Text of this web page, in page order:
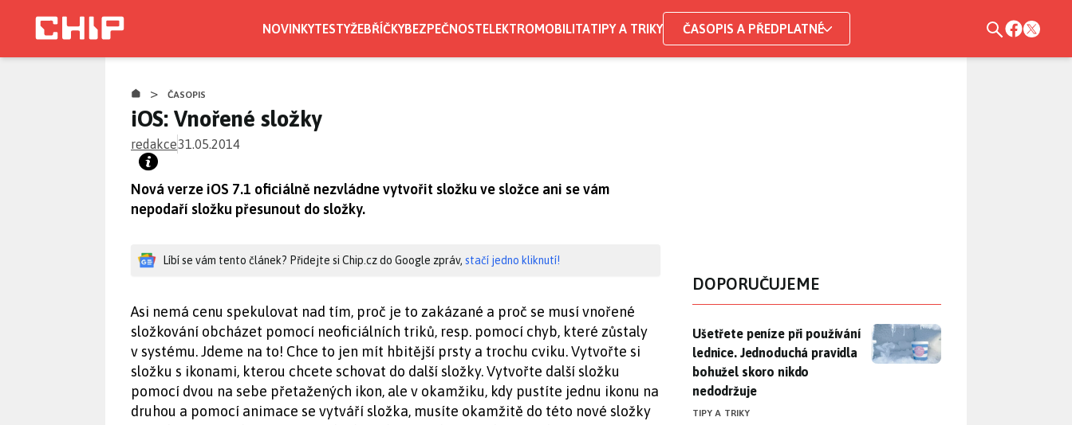
NOVINKYTESTYŽEBŘÍČKYBEZPEČNOSTELEKTROMOBILITATIPY A TRIKY ČASOPIS A PŘEDPLATNÉ
> ČASOPIS
iOS: Vnořené složky
redakce31.05.2014
Nová verze iOS 7.1 oficiálně nezvládne vytvořit složku ve složce ani se vám
nepodaří složku přesunout do složky.
Líbí se vám tento článek? Přidejte si Chip.cz do Google zpráv, stačí jedno kliknutí!
Asi nemá cenu spekulovat nad tím, proč je to zakázané a proč se musí vnořené
složkování obcházet pomocí neoficiálních triků, resp. pomocí chyb, které zůstaly
v systému. Jdeme na to! Chce to jen mít hbitější prsty a trochu cviku. Vytvořte si
složku s ikonami, kterou chcete schovat do další složky. Vytvořte další složku
pomocí dvou na sebe přetažených ikon, ale v okamžiku, kdy pustíte jednu ikonu na
druhou a pomocí animace se vytváří složka, musíte okamžitě do této nové složky
DOPORUČUJEME
Ušetřete peníze při používání lednice. Jednoduchá pravidla
Ušetřete peníze při používání
lednice. Jednoduchá pravidla
bohužel skoro nikdo
nedodržuje
TIPY A TRIKY